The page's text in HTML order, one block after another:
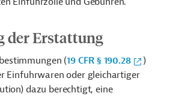
der Erstattung
(19 CFR § 190.28
)
Einfuhrwaren oder gleichartiger
dazu berechtigt, eine